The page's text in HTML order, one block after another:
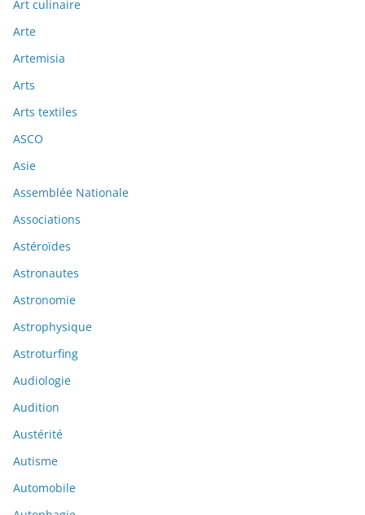
Art culinaire
Arte
Artemisia
Arts
Arts textiles
ASCO
Asie
Assemblée Nationale
Associations
Astéroïdes
Astronautes
Astronomie
Astrophysique
Astroturfing
Audiologie
Audition
Austérité
Autisme
Automobile